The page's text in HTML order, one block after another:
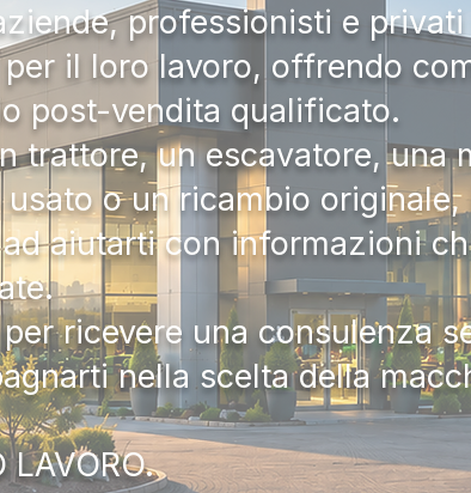
professionisti e
il loro lavoro, offrendo
post-vendita qualificato.
trattore, un escavatore, una
o un ricambio
aiutarti con informazioni
ricevere una consulenza
nella scelta della
LAVORO.